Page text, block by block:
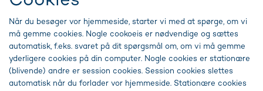
Når du besøger vor hjemmeside, starter vi med at spørge, om vi
må gemme cookies. Nogle cookoeis er nødvendige og sættes
automatisk, f.eks. svaret på dit spørgsmål om, om vi må gemme
yderligere cookies på din computer. Nogle cookies er stationære
(blivende) andre er session cookies. Session cookies slettes
automatisk når du forlader vor hjemmeside. Stationære cookies